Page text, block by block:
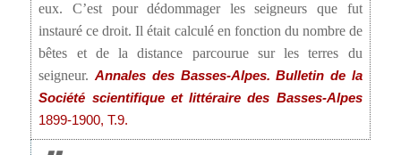
eux. C’est pour dédommager les seigneurs que fut
instauré ce droit. Il était calculé en fonction du nombre de
bêtes et de la distance parcourue sur les terres du
seigneur.Annales des Basses-Alpes. Bulletin de la
Société scientifique et littéraire des Basses-Alpes
1899-1900, T.9.